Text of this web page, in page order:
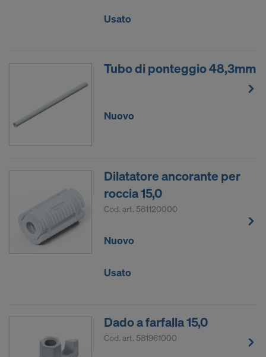
Usato
Tubo di ponteggio 48,3mm
Nuovo
Dilatatore ancorante per
roccia 15,0
Cod. art. 581120000
Nuovo
Usato
Dado a farfalla 15,0
Cod. art. 581961000